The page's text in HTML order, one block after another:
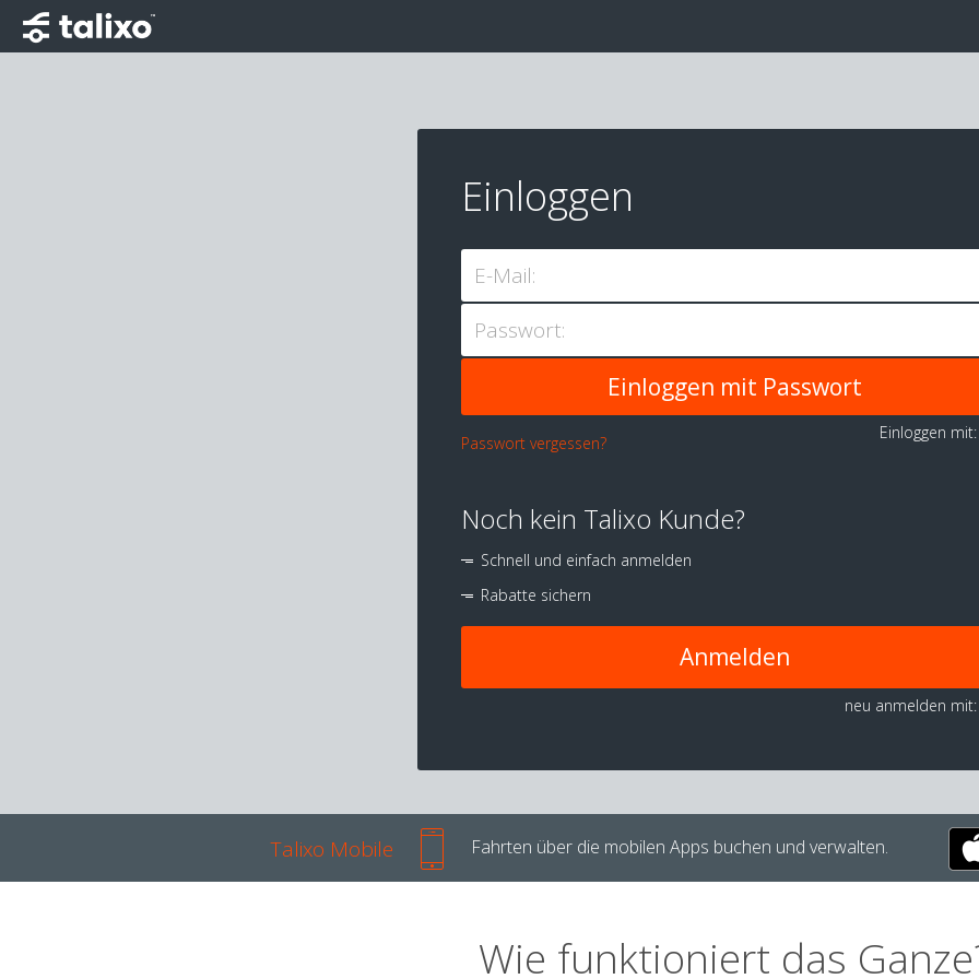
Einloggen
E-Mail:
Passwort:
Passwort vergessen?
Einloggen
Noch kein Talixo Kunde?
Schnell und einfach anmelden
Rabatte sichern
Anmelden
neu anmelden mit:
Talixo Mobile Fahrten über die mobilen Apps buchen und verwalten.
Wie funktioniert das